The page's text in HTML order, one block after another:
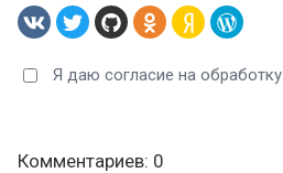
Я даю согласие на обработку
Комментариев: 0